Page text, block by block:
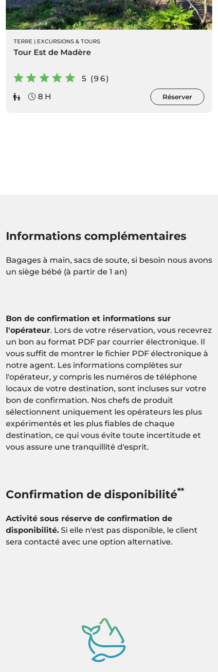
TERRE | EXCURSIONS & TOURS
Tour Est de Madère
5 (96)
8 H
Réserver
Informations complémentaires
Bagages à main, sacs de soute, si besoin nous avons
un siège bébé (à partir de 1 an)
Bon de confirmation et informations sur
l'opérateur. Lors de votre réservation, vous recevrez
un bon au format PDF par courrier électronique. Il
vous suffit de montrer le fichier PDF électronique à
notre agent. Les informations complètes sur
l'opérateur, y compris les numéros de téléphone
locaux de votre destination, sont incluses sur votre
bon de confirmation. Nos chefs de produit
sélectionnent uniquement les opérateurs les plus
expérimentés et les plus fiables de chaque
destination, ce qui vous évite toute incertitude et
vous assure une tranquillité d'esprit.
Confirmation de disponibilité**
Activité sous réserve de confirmation de
disponibilité. Si elle n'est pas disponible, le client
sera contacté avec une option alternative.